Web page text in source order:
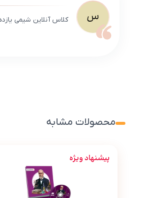
س کلاس آنلاین شیمی
محصولات مشابه
پیشنهاد ویژه